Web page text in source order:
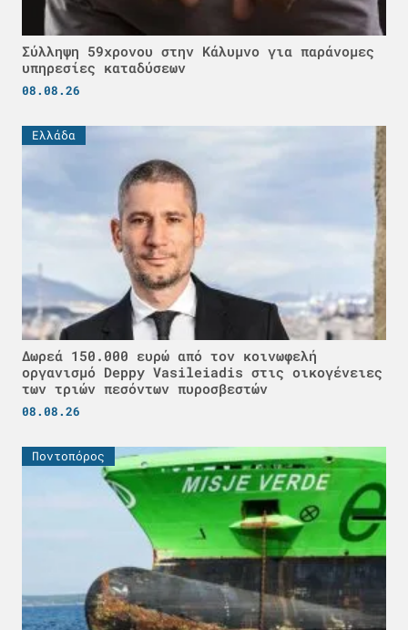
Σύλληψη 59χρονου στην Κάλυμνο για παράνομες
υπηρεσίες καταδύσεων
08.08.26
Ελλάδα
Δωρεά 150.000 ευρώ από τον κοινωφελή
οργανισμό Deppy Vasileiadis στις οικογένειες
των τριών πεσόντων πυροσβεστών
08.08.26
Ποντοπόρος